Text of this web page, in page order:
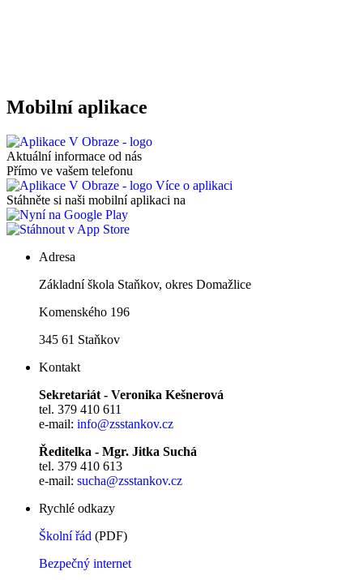
Mobilní aplikace
Aktuální informace od nás
Přímo ve vašem telefonu
Více o aplikaci
Stáhněte si naši mobilní aplikaci na
Adresa
Základní škola Staňkov, okres Domažlice
Komenského 196
345 61 Staňkov
Kontakt
Sekretariát - Veronika Kešnerová
tel. 379 410 611
e-mail: info@zsstankov.cz
Ředitelka - Mgr. Jitka Suchá
tel. 379 410 613
e-mail: sucha@zsstankov.cz
Rychlé odkazy
Školní řád (PDF)
Bezpečný internet